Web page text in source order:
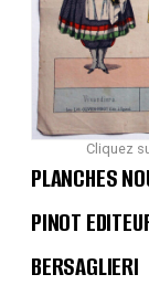
Cliquez
PLANCHES
PINOT
BERSAGLIERI